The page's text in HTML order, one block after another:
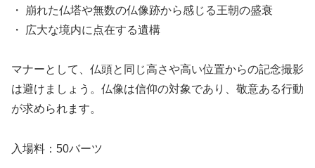
・ 崩れた仏塔や無数の仏像跡から感じる王朝の盛衰
・ 広大な境内に点在する遺構
マナーとして、仏頭と同じ高さや高い位置からの記念撮影
は避けましょう。仏像は信仰の対象であり、敬意ある行動
が求められます。
入場料：50バーツ